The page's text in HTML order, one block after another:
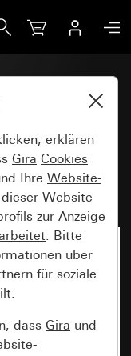
1fach für
erklären
Gira Cookies
Ihre Website-
dieser Website
zur Anzeige
. Bitte
über
für soziale
dass Gira und